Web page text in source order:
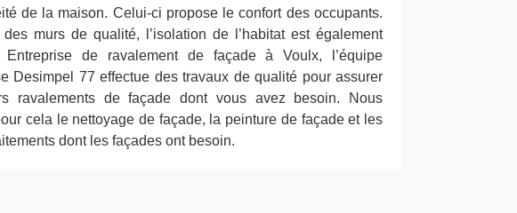
de la maison. Celui-ci propose le confort des occupants.
des murs de qualité, l’isolation de l’habitat est également
Entreprise de ravalement de façade à Voulx, l’équipe
Desimpel 77 effectue des travaux de qualité pour assurer
ravalements de façade dont vous avez besoin. Nous
cela le nettoyage de façade, la peinture de façade et les
dont les façades ont besoin.